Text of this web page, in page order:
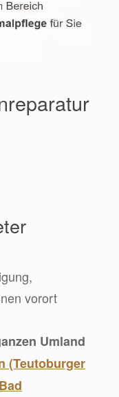
vorort
Umland
(Teutoburger
Bad